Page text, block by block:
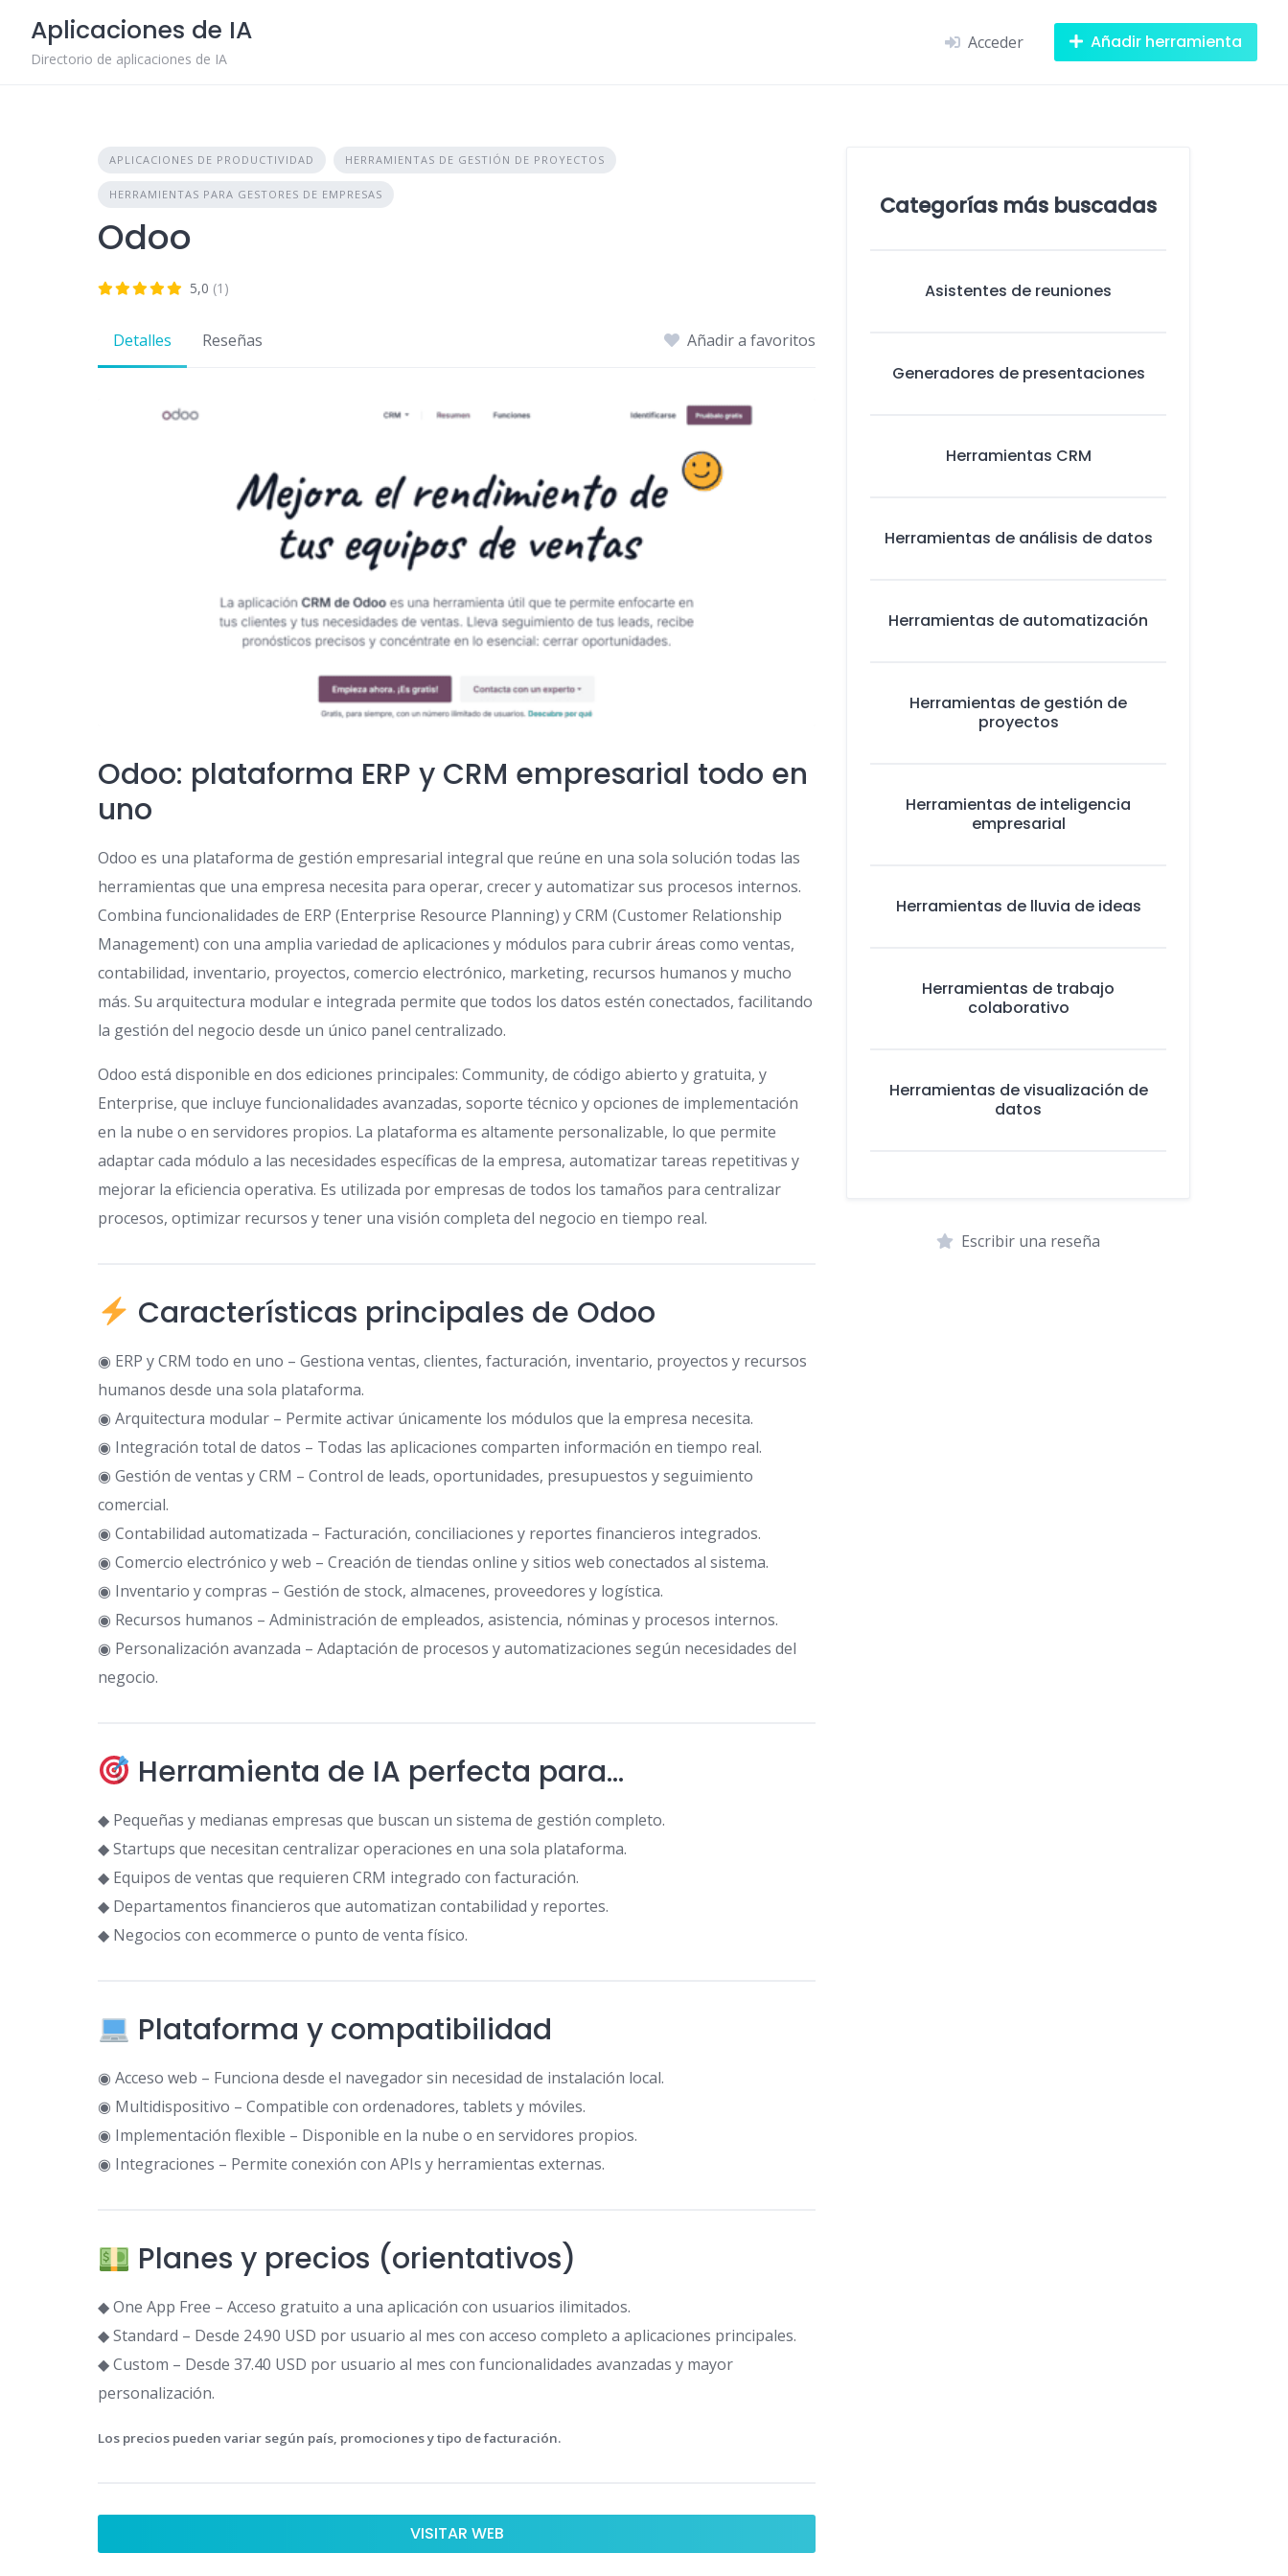
content
Aplicaciones de IA
Directorio de aplicaciones de IA
Acceder Añadir herramienta
APLICACIONES DE PRODUCTIVIDAD HERRAMIENTAS DE GESTIÓN DE PROYECTOS
HERRAMIENTAS PARA GESTORES DE EMPRESAS
Odoo
5,0 (1)
Detalles Reseñas Añadir a favoritos
Odoo: plataforma ERP y CRM empresarial todo en
uno
Odoo es una plataforma de gestión empresarial integral que reúne en una sola solución todas las
herramientas que una empresa necesita para operar, crecer y automatizar sus procesos internos.
Combina funcionalidades de ERP (Enterprise Resource Planning) y CRM (Customer Relationship
Management) con una amplia variedad de aplicaciones y módulos para cubrir áreas como ventas,
contabilidad, inventario, proyectos, comercio electrónico, marketing, recursos humanos y mucho
más. Su arquitectura modular e integrada permite que todos los datos estén conectados, facilitando
la gestión del negocio desde un único panel centralizado.
Odoo está disponible en dos ediciones principales: Community, de código abierto y gratuita, y
Enterprise, que incluye funcionalidades avanzadas, soporte técnico y opciones de implementación
en la nube o en servidores propios. La plataforma es altamente personalizable, lo que permite
adaptar cada módulo a las necesidades específicas de la empresa, automatizar tareas repetitivas y
mejorar la eficiencia operativa. Es utilizada por empresas de todos los tamaños para centralizar
procesos, optimizar recursos y tener una visión completa del negocio en tiempo real.
Características principales de Odoo
◉ ERP y CRM todo en uno – Gestiona ventas, clientes, facturación, inventario, proyectos y recursos
humanos desde una sola plataforma.
◉ Arquitectura modular – Permite activar únicamente los módulos que la empresa necesita.
◉ Integración total de datos – Todas las aplicaciones comparten información en tiempo real.
◉ Gestión de ventas y CRM – Control de leads, oportunidades, presupuestos y seguimiento
comercial.
◉ Contabilidad automatizada – Facturación, conciliaciones y reportes financieros integrados.
◉ Comercio electrónico y web – Creación de tiendas online y sitios web conectados al sistema.
◉ Inventario y compras – Gestión de stock, almacenes, proveedores y logística.
◉ Recursos humanos – Administración de empleados, asistencia, nóminas y procesos internos.
◉ Personalización avanzada – Adaptación de procesos y automatizaciones según necesidades del
negocio.
Herramienta de IA perfecta para…
◆ Pequeñas y medianas empresas que buscan un sistema de gestión completo.
◆ Startups que necesitan centralizar operaciones en una sola plataforma.
◆ Equipos de ventas que requieren CRM integrado con facturación.
◆ Departamentos financieros que automatizan contabilidad y reportes.
◆ Negocios con ecommerce o punto de venta físico.
Plataforma y compatibilidad
◉ Acceso web – Funciona desde el navegador sin necesidad de instalación local.
◉ Multidispositivo – Compatible con ordenadores, tablets y móviles.
◉ Implementación flexible – Disponible en la nube o en servidores propios.
◉ Integraciones – Permite conexión con APIs y herramientas externas.
Planes y precios (orientativos)
◆ One App Free – Acceso gratuito a una aplicación con usuarios ilimitados.
◆ Standard – Desde 24.90 USD por usuario al mes con acceso completo a aplicaciones principales.
◆ Custom – Desde 37.40 USD por usuario al mes con funcionalidades avanzadas y mayor
personalización.
Los precios pueden variar según país, promociones y tipo de facturación.
VISITAR WEB
Categorías más buscadas
Asistentes de reuniones
Generadores de presentaciones
Herramientas CRM
Herramientas de análisis de datos
Herramientas de automatización
Herramientas de gestión de
proyectos
Herramientas de inteligencia
empresarial
Herramientas de lluvia de ideas
Herramientas de trabajo
colaborativo
Herramientas de visualización de
datos
Escribir una reseña